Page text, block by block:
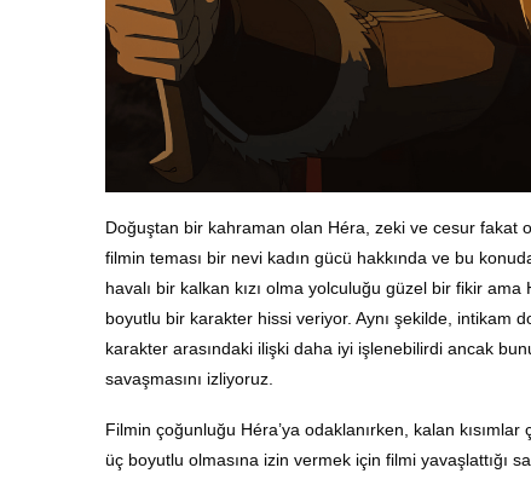
Doğuştan bir kahraman olan Héra, zeki ve cesur fakat
filmin teması bir nevi kadın gücü hakkında ve bu
havalı bir kalkan kızı olma yolculuğu güzel bir fikir ama
boyutlu bir karakter hissi veriyor. Aynı şekilde, intikam
karakter arasındaki ilişki daha iyi işlenebilirdi ancak
savaşmasını izliyoruz.
Filmin çoğunluğu Héra’ya odaklanırken, kalan
üç boyutlu olmasına izin vermek için filmi yavaşlattığı